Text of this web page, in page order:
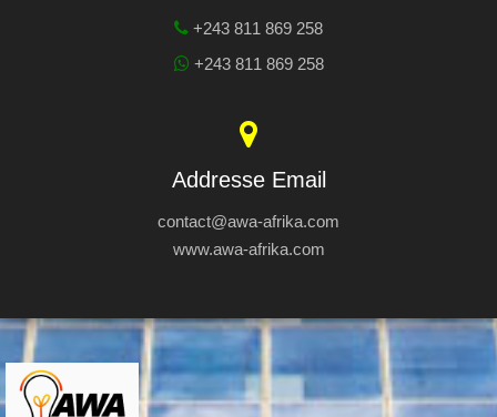
+243 811 869 258
+243 811 869 258
Addresse Email
contact@awa-afrika.com
www.awa-afrika.com